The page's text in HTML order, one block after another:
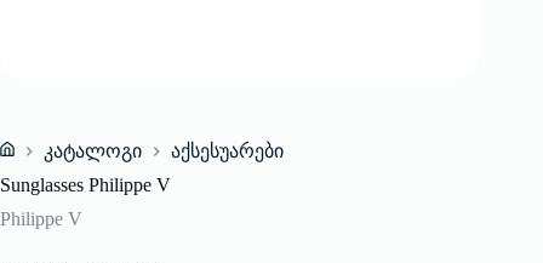
Home
კატალოგი
აქსესუარები
Sunglasses Philippe V
Philippe V